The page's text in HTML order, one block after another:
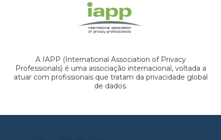
A IAPP (International Association of Privacy
Professionals) é uma associação internacional, voltada a
atuar com profissionais que tratam da privacidade global
de dados.